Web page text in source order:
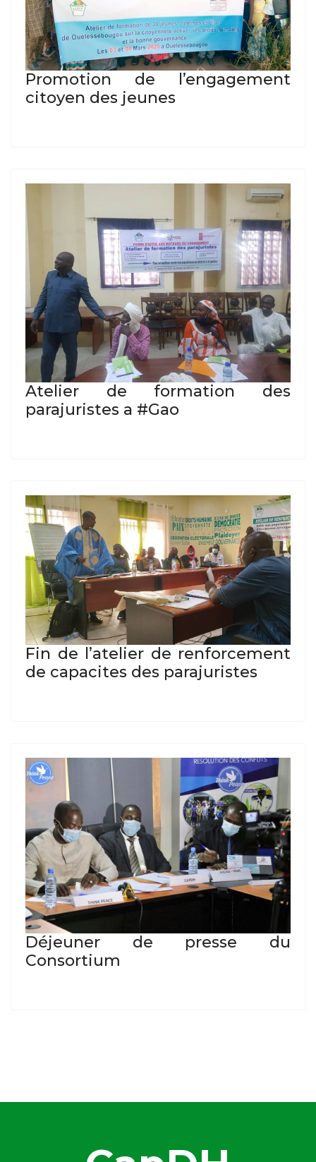
Promotion de l’engagement
citoyen des jeunes
Atelier de formation des
parajuristes a #Gao
Fin de l’atelier de renforcement
de capacites des parajuristes
Déjeuner de presse du
Consortium